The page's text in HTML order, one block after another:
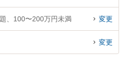
、100〜200万円未満 変更
変更